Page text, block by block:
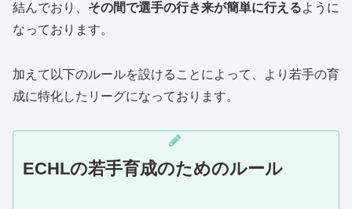
結んでおり、 その間で選手の行き来が簡単に行えるように
なっております。
加えて以下のルールを設けることによって、より若手の育
成に特化したリーグになっております。
ECHLの若手育成のためのルール